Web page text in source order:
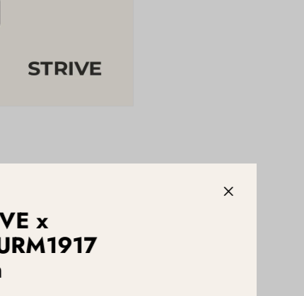
der
vorankommt. Darüber
und Privatleben
x